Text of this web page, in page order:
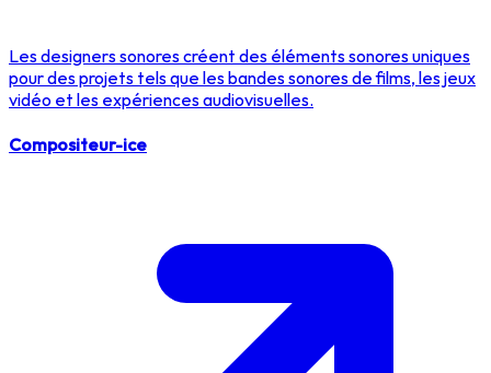
Les designers sonores créent des éléments sonores uniques
pour des projets tels que les bandes sonores de films, les jeux
vidéo et les expériences audiovisuelles.
Compositeur-ice